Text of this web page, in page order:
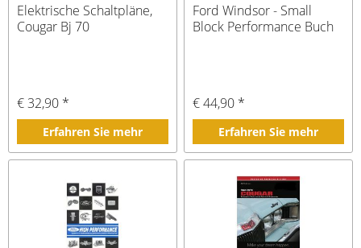
Elektrische Schaltpläne,
Cougar Bj 70
€ 32,90 *
Erfahren Sie mehr
Ford Windsor - Small
Block Performance Buch
€ 44,90 *
Erfahren Sie mehr